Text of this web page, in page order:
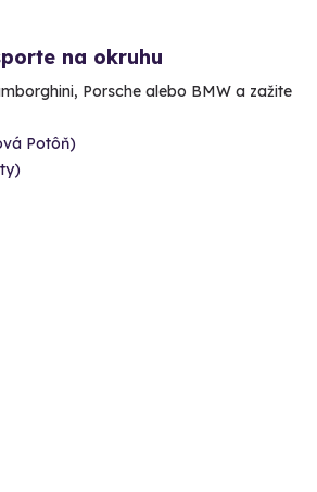
na okruhu
Porsche alebo BMW a zažite
Potôň)